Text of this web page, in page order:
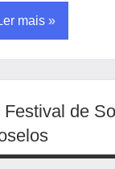
mais
Festival de